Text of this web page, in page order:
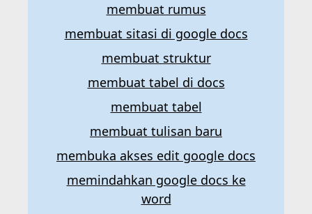
membuat rumus
membuat sitasi di google docs
membuat struktur
membuat tabel di docs
membuat tabel
membuat tulisan baru
membuka akses edit google docs
memindahkan google docs ke
word